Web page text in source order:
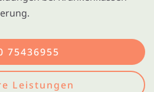
75436955
Leistungen